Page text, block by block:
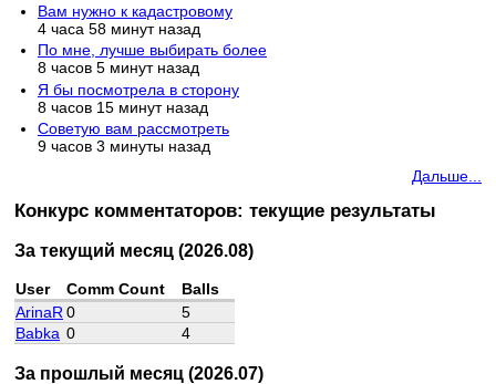
Вам нужно к кадастровому
4 часа 58 минут назад
По мне, лучше выбирать более
8 часов 5 минут назад
Я бы посмотрела в сторону
8 часов 15 минут назад
Советую вам рассмотреть
9 часов 3 минуты назад
Дальше...
Конкурс комментаторов: текущие результаты
За текущий месяц (2026.08)
User Comm Count
Balls
ArinaR0
5
Babka 0 4
За прошлый месяц (2026.07)